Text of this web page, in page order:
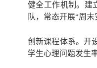
健全工作机制。建
队，常态开展“周
创新课程体系。开
学生心理问题发生